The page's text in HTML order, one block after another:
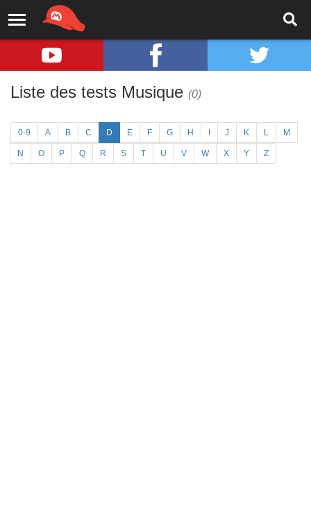
Liste des tests Musique (0)
0-9 A B C D E F G H J K L M
N O P Q R S T U V W X Y Z